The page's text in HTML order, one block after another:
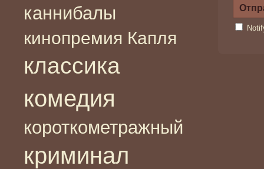
каннибалы
кинопремия Капля
классика
комедия
короткометражный
криминал